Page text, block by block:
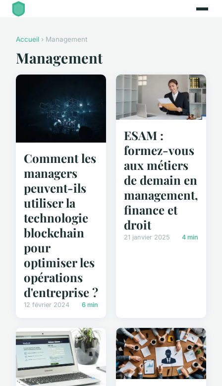
Accueil › Management
Management
Comment les
managers
peuvent-ils
utiliser la
technologie
blockchain
pour
optimiser les
opérations
d'entreprise ?
12 février 2024 6 min
ESAM :
formez-vous
aux métiers
de demain en
management,
finance et
droit
21 janvier 2025 4 min